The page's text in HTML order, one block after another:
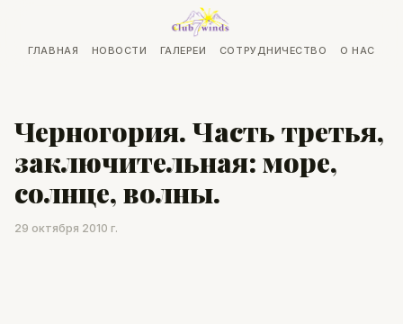
ГЛАВНАЯ НОВОСТИ ГАЛЕРЕИ СОТРУДНИЧЕСТВО О НАС
Черногория. Часть третья,
заключительная: море,
солнце, волны.
29 октября 2010 г.